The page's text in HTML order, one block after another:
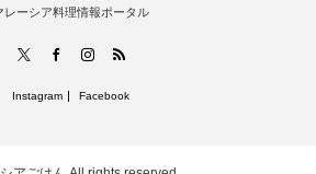
レーシア料理情報ポータル
FacebookInstagram
RSS
Instagram Facebook